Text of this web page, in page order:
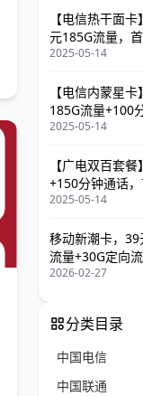
【电信热干面
元185G流量，
2025-05-14
【电信内蒙星
185G流量+100
租
2025-05-14
【广电双百套
+150分钟通话
2025-05-14
移动新潮卡，
流量+30G定向
2026-02-27
分类目录
中国电信
中国联通